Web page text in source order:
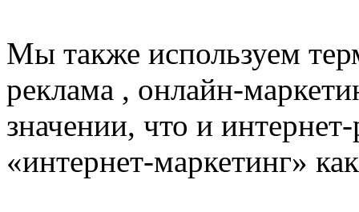
Мы также используем
реклама , онлайн-
значении, что и
«интернет-маркетинг»